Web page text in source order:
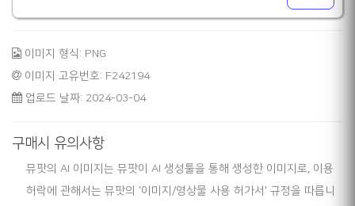
이미지 형식: PNG
이미지 고유번호: F242194
업로드 날짜: 2024-03-04
구매시 유의사항
뮤팟의 AI 이미지는 뮤팟이 AI 생성툴을 통해 생성한 이미지로, 이용
허락에 관해서는 뮤팟의 '이미지/영상물 사용 허가서' 규정을 따릅니